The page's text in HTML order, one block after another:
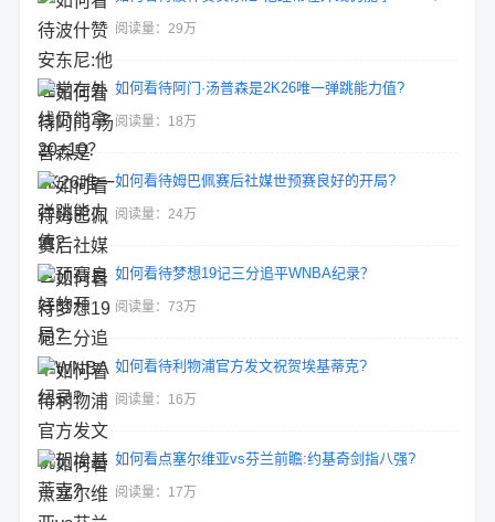
阅读量：29万
如何看待阿门·汤普森是2K26唯一弹跳能力值?
阅读量：18万
如何看待姆巴佩赛后社媒世预赛良好的开局?
阅读量：24万
如何看待梦想19记三分追平WNBA纪录？
阅读量：73万
如何看待利物浦官方发文祝贺埃基蒂克?
阅读量：16万
如何看点塞尔维亚vs芬兰前瞻:约基奇剑指八强?
阅读量：17万